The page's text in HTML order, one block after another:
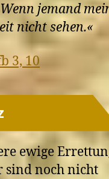
jemand
nicht sehen.«
3, 10
ewige
sind noch nicht